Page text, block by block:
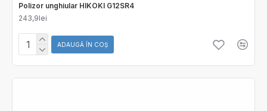
Polizor unghiular HIKOKI G12SR4
243,9lei
ADAUGĂ ÎN COŞ